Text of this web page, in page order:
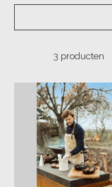
3 producten